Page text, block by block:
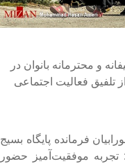
و محترمانه بانوان در
تلفیق فعالیت اجتماعی
فرمانده پایگاه بسیج
موفقیت‌آمیز حضور